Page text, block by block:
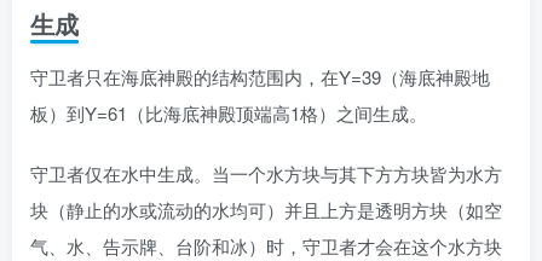
生成
守卫者只在海底神殿的结构范围内，在Y=39（海底神殿地
板）到Y=61（比海底神殿顶端高1格）之间生成。
守卫者仅在水中生成。当一个水方块与其下方方块皆为水方
块（静止的水或流动的水均可）并且上方是透明方块（如空
气、水、告示牌、台阶和冰）时，守卫者才会在这个水方块